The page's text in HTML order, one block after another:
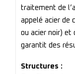
traitement de
appelé acier de
ou acier noir) et
garantit des
Structures :